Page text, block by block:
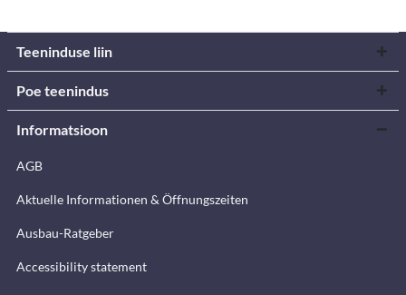
Teeninduse liin
Poe teenindus
Informatsioon
AGB
Aktuelle Informationen & Öffnungszeiten
Ausbau-Ratgeber
Accessibility statement